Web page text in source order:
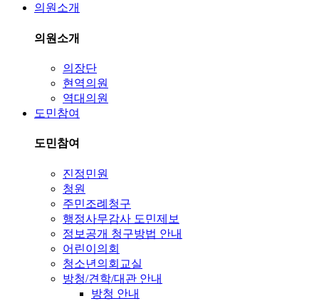
의원소개
의원소개
의장단
현역의원
역대의원
도민참여
도민참여
진정민원
청원
주민조례청구
행정사무감사 도민제보
정보공개 청구방법 안내
어린이의회
청소년의회교실
방청/견학/대관 안내
방청 안내